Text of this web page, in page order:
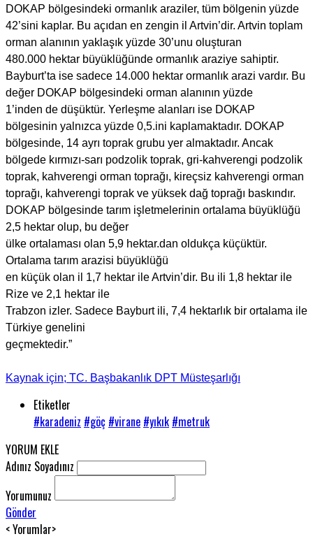
DOKAP bölgesindeki ormanlık araziler, tüm bölgenin yüzde
42’sini kaplar. Bu açıdan en zengin il Artvin’dir. Artvin toplam
orman alanının yaklaşık yüzde 30’unu oluşturan
480.000 hektar büyüklüğünde ormanlık araziye sahiptir.
Bayburt’ta ise sadece 14.000 hektar ormanlık arazi vardır. Bu
değer DOKAP bölgesindeki orman alanının yüzde
1’inden de düşüktür. Yerleşme alanları ise DOKAP
bölgesinin yalnızca yüzde 0,5.ini kaplamaktadır. DOKAP
bölgesinde, 14 ayrı toprak grubu yer almaktadır. Ancak
bölgede kırmızı-sarı podzolik toprak, gri-kahverengi podzolik
toprak, kahverengi orman toprağı, kireçsiz kahverengi orman
toprağı, kahverengi toprak ve yüksek dağ toprağı baskındır.
DOKAP bölgesinde tarım işletmelerinin ortalama büyüklüğü
2,5 hektar olup, bu değer
ülke ortalaması olan 5,9 hektar.dan oldukça küçüktür.
Ortalama tarım arazisi büyüklüğü
en küçük olan il 1,7 hektar ile Artvin’dir. Bu ili 1,8 hektar ile
Rize ve 2,1 hektar ile
Trabzon izler. Sadece Bayburt ili, 7,4 hektarlık bir ortalama ile
Türkiye genelini
geçmektedir.”
Kaynak için; TC. Başbakanlık DPT Müsteşarlığı
Etiketler
#karadeniz #göç #virane #yıkık #metruk
YORUM EKLE
Adınız Soyadınız
Yorumunuz
Gönder
< Yorumlar>